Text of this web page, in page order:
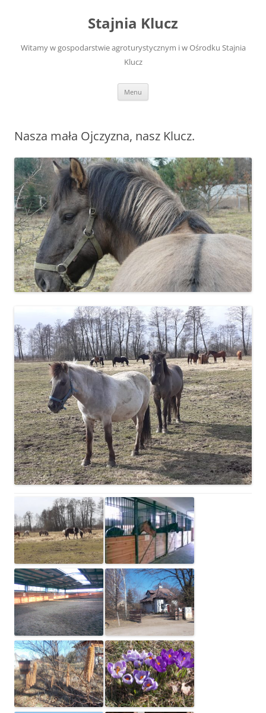
Stajnia Klucz
Witamy w gospodarstwie agroturystycznym i w Ośrodku Stajnia
Klucz
Menu
Nasza mała Ojczyzna, nasz Klucz.